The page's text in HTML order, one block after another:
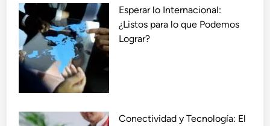
Esperar lo Internacional:
¿Listos para lo que Podemos
Lograr?
Conectividad y Tecnología: El